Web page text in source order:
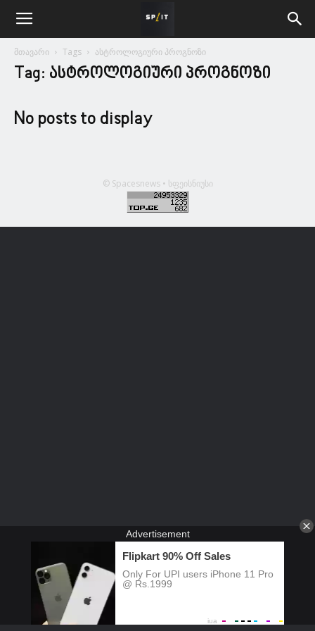
მთავარი Tags ასტროლოგიური პროგნოზი
Tag: ასტროლოგიური პროგნოზი
No posts to display
© Spacesnews • სფეისნიუსი